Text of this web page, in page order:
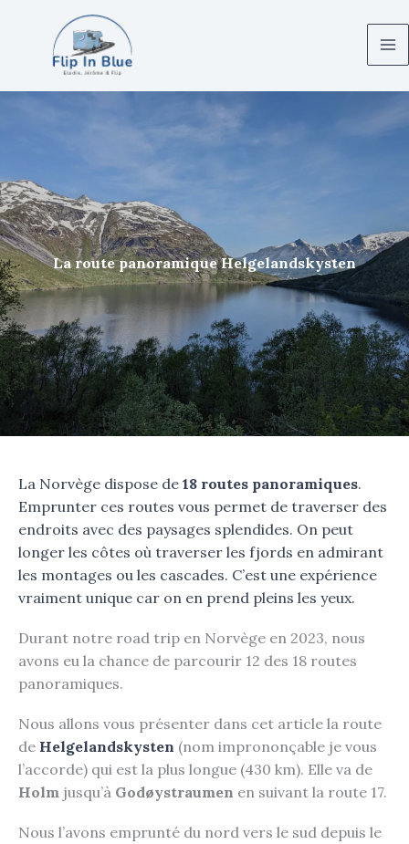
contenu
La route panoramique Helgelandskysten
La Norvège dispose de 18 routes panoramiques.
Emprunter ces routes vous permet de traverser des
endroits avec des paysages splendides. On peut
longer les côtes où traverser les fjords en admirant
les montages ou les cascades. C’est une expérience
vraiment unique car on en prend pleins les yeux.
Durant notre road trip en Norvège en 2023, nous
avons eu la chance de parcourir 12 des 18 routes
panoramiques.
Nous allons vous présenter dans cet article la route
de Helgelandskysten (nom imprononçable je vous
l’accorde) qui est la plus longue (430 km). Elle va de
Holm jusqu’à Godøystraumen en suivant la route 17.
Nous l’avons emprunté du nord vers le sud depuis le